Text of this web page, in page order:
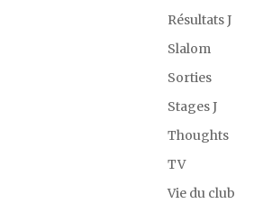
Résultats J
Slalom
Sorties
Stages J
Thoughts
TV
Vie du club